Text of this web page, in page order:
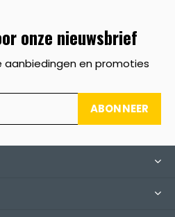
onze nieuwsbrief
aanbiedingen en promoties
ABONNEER